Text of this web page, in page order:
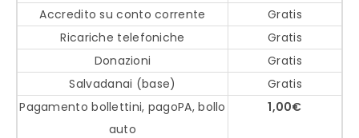
Accredito su conto corrente
Gratis
Ricariche telefoniche
Gratis
Donazioni
Gratis
Salvadanai (base)
Gratis
Pagamento bollettini, pagoPA, bollo
auto
1,00€